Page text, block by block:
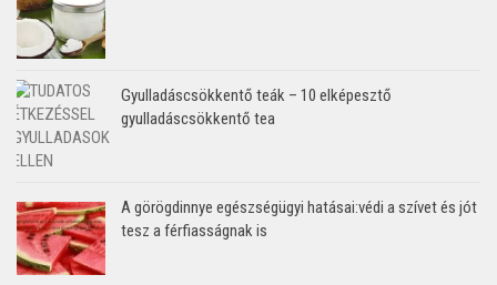
Gyulladáscsökkentő teák – 10 elképesztő
gyulladáscsökkentő tea
A görögdinnye egészségügyi hatásai:védi a szívet és jót
tesz a férfiasságnak is